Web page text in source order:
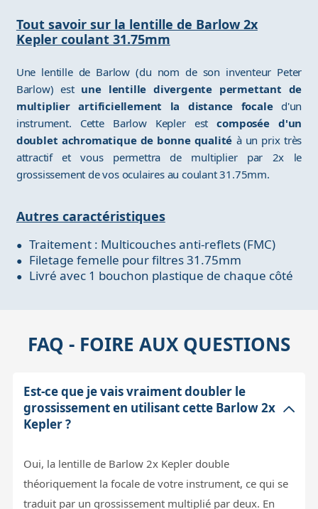
Tout savoir sur la lentille de Barlow 2x
Kepler coulant 31.75mm
Une lentille de Barlow (du nom de son inventeur Peter
Barlow) est une lentille divergente permettant de
multiplier artificiellement la distance focaled'un
instrument. Cette Barlow Kepler estcomposée d'un
doublet achromatique de bonne qualité à un prix très
attractif et vous permettra de multiplier par 2x le
grossissement de vos oculaires au coulant 31.75mm.
Autres caractéristiques
Traitement : Multicouches anti-reflets (FMC)
Filetage femelle pour filtres 31.75mm
Livré avec 1 bouchon plastique de chaque côté
FAQ - FOIRE AUX QUESTIONS
Est-ce que je vais vraiment doubler le
grossissement en utilisant cette Barlow 2x
Kepler ?
Oui, la lentille de Barlow 2x Kepler double
théoriquement la focale de votre instrument, ce qui se
traduit par un grossissement multiplié par deux. En